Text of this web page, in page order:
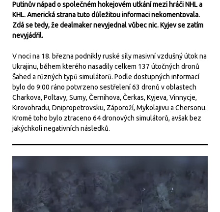
Putinův nápad o společném hokejovém utkání mezi hráči NHL a
KHL. Americká strana tuto důležitou informaci nekomentovala.
Zdá se tedy, že dealmaker nevyjednal vůbec nic. Kyjev se zatím
nevyjádřil.
V noci na 18. března podnikly ruské síly masivní vzdušný útok na
Ukrajinu, během kterého nasadily celkem 137 útočných dronů
Šahed a různých typů simulátorů. Podle dostupných informací
bylo do 9:00 ráno potvrzeno sestřelení 63 dronů v oblastech
Charkova, Poltavy, Sumy, Černihova, Čerkas, Kyjeva, Vinnycje,
Kirovohradu, Dnipropetrovsku, Záporoží, Mykolajivu a Chersonu.
Kromě toho bylo ztraceno 64 dronových simulátorů, avšak bez
jakýchkoli negativních následků.